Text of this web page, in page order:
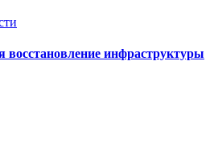
восстановление инфраструктуры